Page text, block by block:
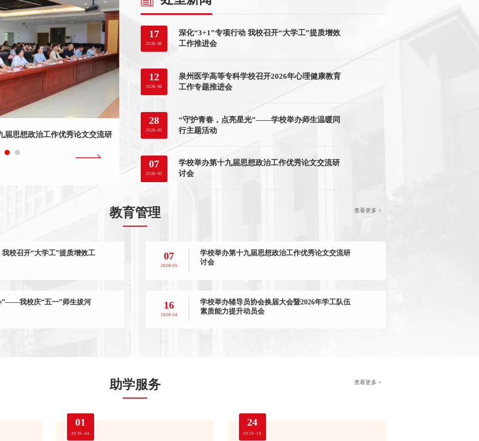
思想政治工作优秀论文交流研
22
“医心聚力 暖筑同心”——我校庆“五一”师生拔
17
2026-06
深化“3+1”专项行动 我校召开“大学工”提质增效
工作推进会
12
2026-06
泉州医学高等专科学校召开2026年心理健康教育
工作专题推进会
28
2026-05
“守护青春，点亮星光”——学校举办师生温暖同
行主题活动
07
2026-05
学校举办第十九届思想政治工作优秀论文交流研
讨会
教育管理 查看更多 +
我校召开“大学工”提质增效工
07
2026-05
学校举办第十九届思想政治工作优秀论文交流研
讨会
”——我校庆“五一”师生拔河
16
2026-04
学校举办辅导员协会换届大会暨2026年学工队伍
素质能力提升动员会
助学服务 查看更多 +
01
2026-04
24
2025-10